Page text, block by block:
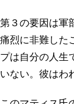
３の要因は軍
烈に非難した
は自分の人生
ない。彼はわ